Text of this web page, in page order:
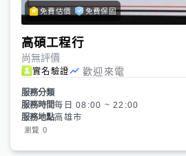
免費估價 免費保固
高碩工程行
尚無評價
實名驗證 歡迎來電
服務分類
服務時間每日 08:00 ~ 22:00
服務地點高雄市
瀏覽 0